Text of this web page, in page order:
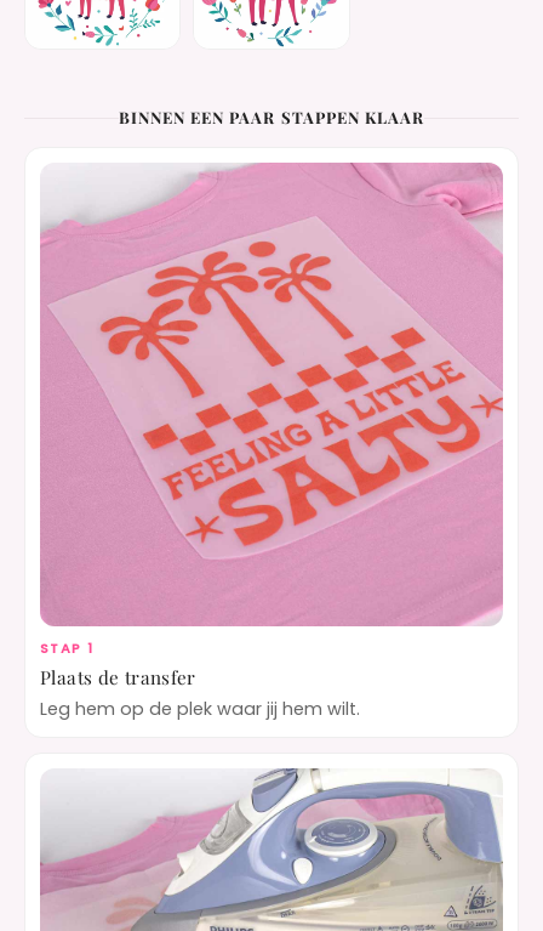
BINNEN EEN PAAR STAPPEN KLAAR
STAP 1
Plaats de transfer
Leg hem op de plek waar jij hem wilt.